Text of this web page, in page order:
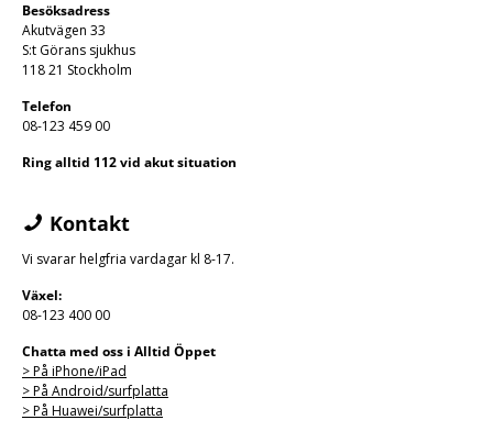
Besöksadress
Akutvägen 33
S:t Görans sjukhus
118 21 Stockholm
Telefon
08-123 459 00
Ring alltid 112 vid akut situation
Kontakt
Vi svarar helgfria vardagar kl 8-17.
Växel:
08-123 400 00
Chatta med oss i Alltid Öppet
> På iPhone/iPad
> På Android/surfplatta
> På Huawei/surfplatta